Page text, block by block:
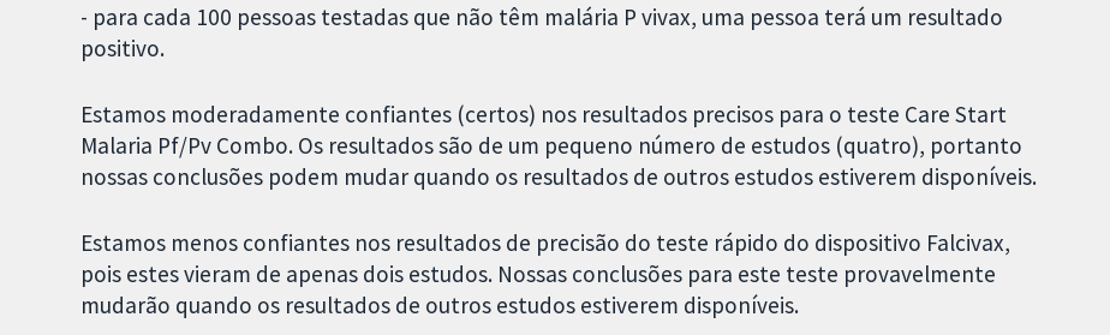
- para cada 100 pessoas testadas que não têm malária P vivax, uma pessoa terá um resultado
positivo.
Estamos moderadamente confiantes (certos) nos resultados precisos para o teste Care Start
Malaria Pf/Pv Combo. Os resultados são de um pequeno número de estudos (quatro), portanto
nossas conclusões podem mudar quando os resultados de outros estudos estiverem disponíveis.
Estamos menos confiantes nos resultados de precisão do teste rápido do dispositivo Falcivax,
pois estes vieram de apenas dois estudos. Nossas conclusões para este teste provavelmente
mudarão quando os resultados de outros estudos estiverem disponíveis.